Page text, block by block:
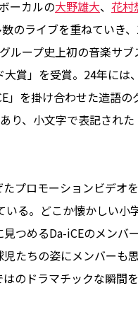
ーカルの大野雄大、 花村
のライブを重ねていき
ループ史上初の音楽サ
賞」を受賞。24年には
」を掛け合わせた造語
り、小文字で表記され
ロモーションビデオ
る。どこか懐かしい小
つめるDa-iCEのメンバ
たちの姿にメンバーも
のドラマチックな瞬間